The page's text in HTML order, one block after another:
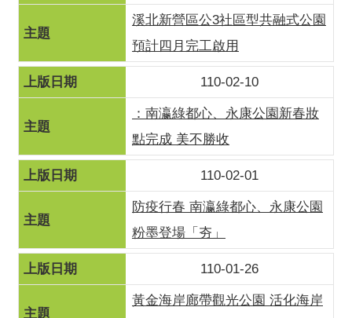
溪北新營區公3社區型共融式公園
預計四月完工啟用
110-02-10
：南瀛綠都心、永康公園新春妝
點完成 美不勝收
110-02-01
防疫行春 南瀛綠都心、永康公園
粉墨登場「夯」
110-01-26
黃金海岸廊帶觀光公園 活化海岸